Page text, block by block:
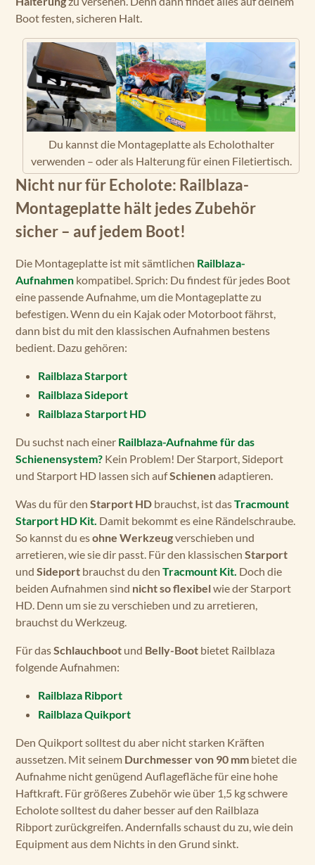
Boot festen, sicheren Halt.
Du kannst die Montageplatte als Echolothalter
verwenden – oder als Halterung für einen Filetiertisch.
Nicht nur für Echolote: Railblaza-
Montageplatte hält jedes Zubehör
sicher – auf jedem Boot!
Die Montageplatte ist mit sämtlichen Railblaza-
Aufnahmen kompatibel. Sprich: Du findest für jedes Boot
eine passende Aufnahme, um die Montageplatte zu
befestigen. Wenn du ein Kajak oder Motorboot fährst,
dann bist du mit den klassischen Aufnahmen bestens
bedient. Dazu gehören:
Railblaza Starport
Railblaza Sideport
Railblaza Starport HD
Du suchst nach einer Railblaza-Aufnahme für das
Schienensystem? Kein Problem! Der Starport, Sideport
und Starport HD lassen sich aufSchienenadaptieren.
Was du für den Starport HD brauchst, ist dasTracmount
Starport HD Kit. Damit bekommt es eine Rändelschraube.
So kannst du esohne Werkzeugverschieben und
arretieren, wie sie dir passt. Für den klassischen Starport
und Sideport brauchst du den Tracmount Kit. Doch die
beiden Aufnahmen sind nicht so flexibelwie der Starport
HD. Denn um sie zu verschieben und zu arretieren,
brauchst du Werkzeug.
Für dasSchlauchboot und Belly-Boot bietet Railblaza
folgende Aufnahmen:
Railblaza Ribport
Railblaza Quikport
Den Quikport solltest du aber nicht starken Kräften
aussetzen. Mit seinem Durchmesser von 90 mm bietet die
Aufnahme nicht genügend Auflagefläche für eine hohe
Haftkraft. Für größeres Zubehör wie über 1,5 kg schwere
Echolote solltest du daher besser auf den Railblaza
Ribport zurückgreifen. Andernfalls schaust du zu, wie dein
Equipment aus dem Nichts in den Grund sinkt.